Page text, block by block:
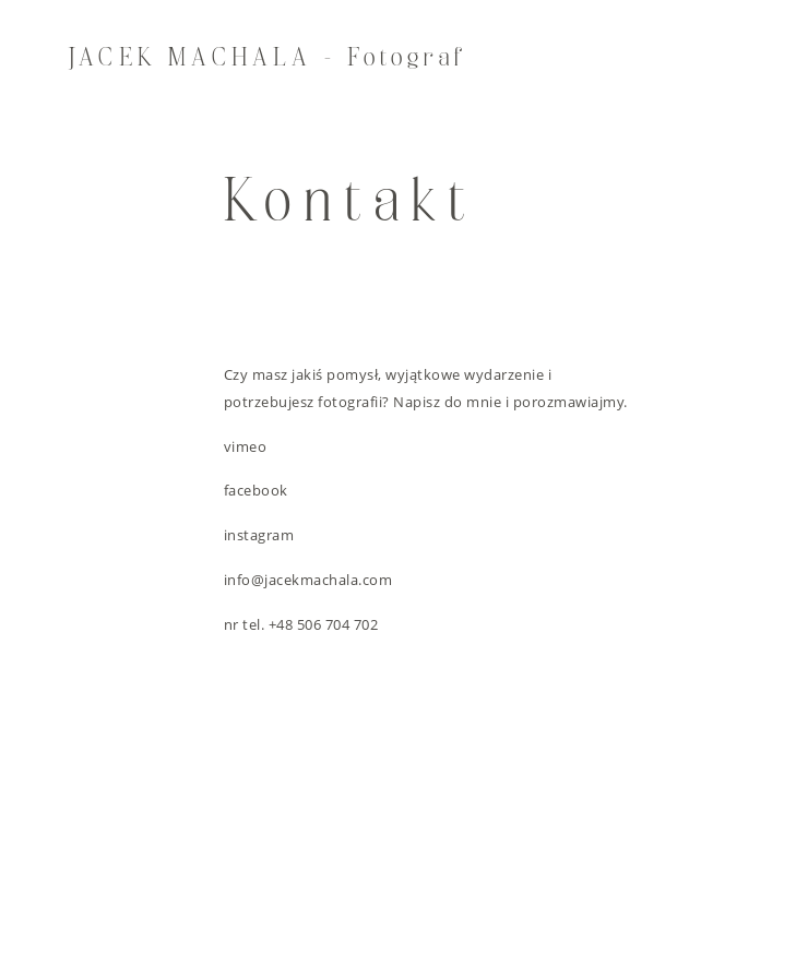
JACEK MACHALA - Fotograf
Kontakt
Czy masz jakiś pomysł, wyjątkowe wydarzenie i
potrzebujesz fotografii? Napisz do mnie i porozmawiajmy.
vimeo
facebook
instagram
info@jacekmachala.com
nr tel. +48 506 704 702